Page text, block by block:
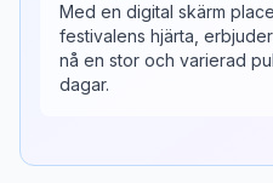
Med en digital skärm
festivalens hjärta,
nå en stor och varierad
dagar.